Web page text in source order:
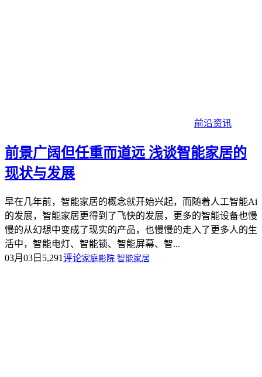
前沿资讯
前景广阔但任重而道远 浅谈智能家居的
现状与发展
早在几年前，智能家居的概念就开始兴起，而随着人工智能Ai
的发展，智能家居更得到了飞快的发展，更多的智能设备也慢
慢的从幻想中变成了现实的产品，也慢慢的走入了更多人的生
活中，智能电灯、智能锁、智能屏幕、智...
03月03日 5,291评论家庭影院 智能家居